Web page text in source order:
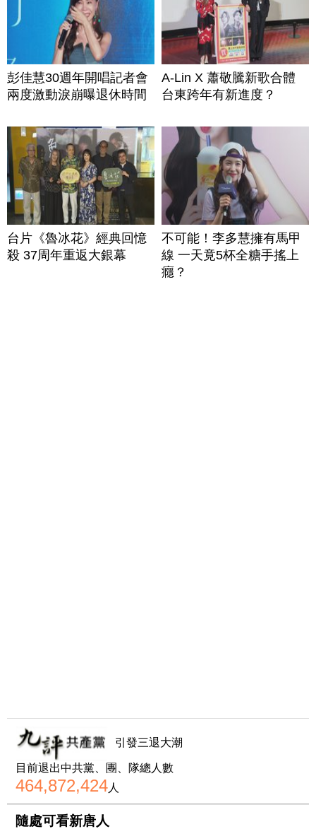
彭佳慧30週年開唱記者會
兩度激動淚崩曝退休時間
A-Lin X 蕭敬騰新歌合體
台東跨年有新進度？
台片《魯冰花》經典回憶
殺 37周年重返大銀幕
不可能！李多慧擁有馬甲
線 一天竟5杯全糖手搖上
癮？
引發三退大潮
目前退出中共黨、團、隊總人數
464,872,424人
隨處可看新唐人